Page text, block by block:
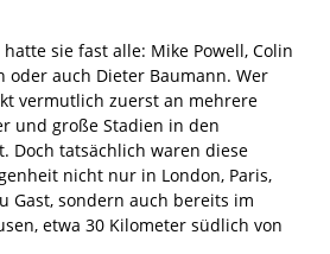
sie fast alle: Mike Powell, Colin
oder auch Dieter Baumann. Wer
vermutlich zuerst an mehrere
und große Stadien in den
Doch tatsächlich waren diese
nicht nur in London, Paris,
Gast, sondern auch bereits im
etwa 30 Kilometer südlich von